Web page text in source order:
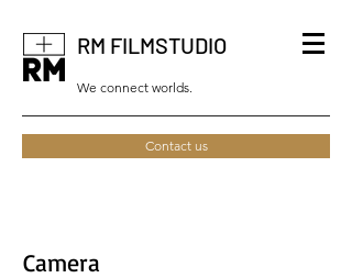
RM FILMSTUDIO
We connect worlds.
Contact us
Camera